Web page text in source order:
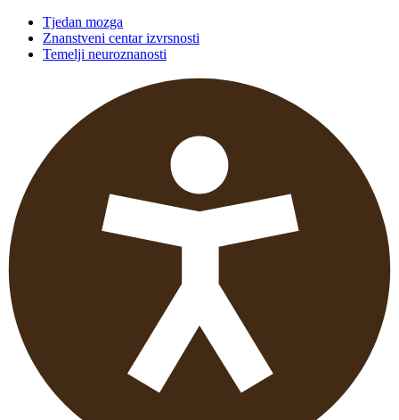
Tjedan mozga
Znanstveni centar izvrsnosti
Temelji neuroznanosti